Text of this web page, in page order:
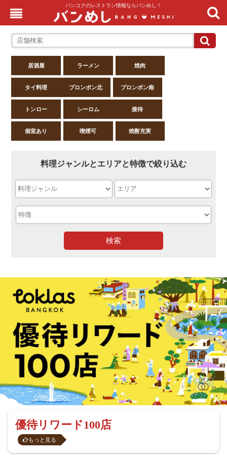
バンコクのレストラン情報ならバンめし！
居酒屋 ラーメン 焼肉
タイ料理 プロンポン北 プロンポン南
トンロー シーロム 接待
個室あり 喫煙可 焼酎充実
料理ジャンルとエリアと特徴で絞り込む
検索
優待リワード100店
もっと見る